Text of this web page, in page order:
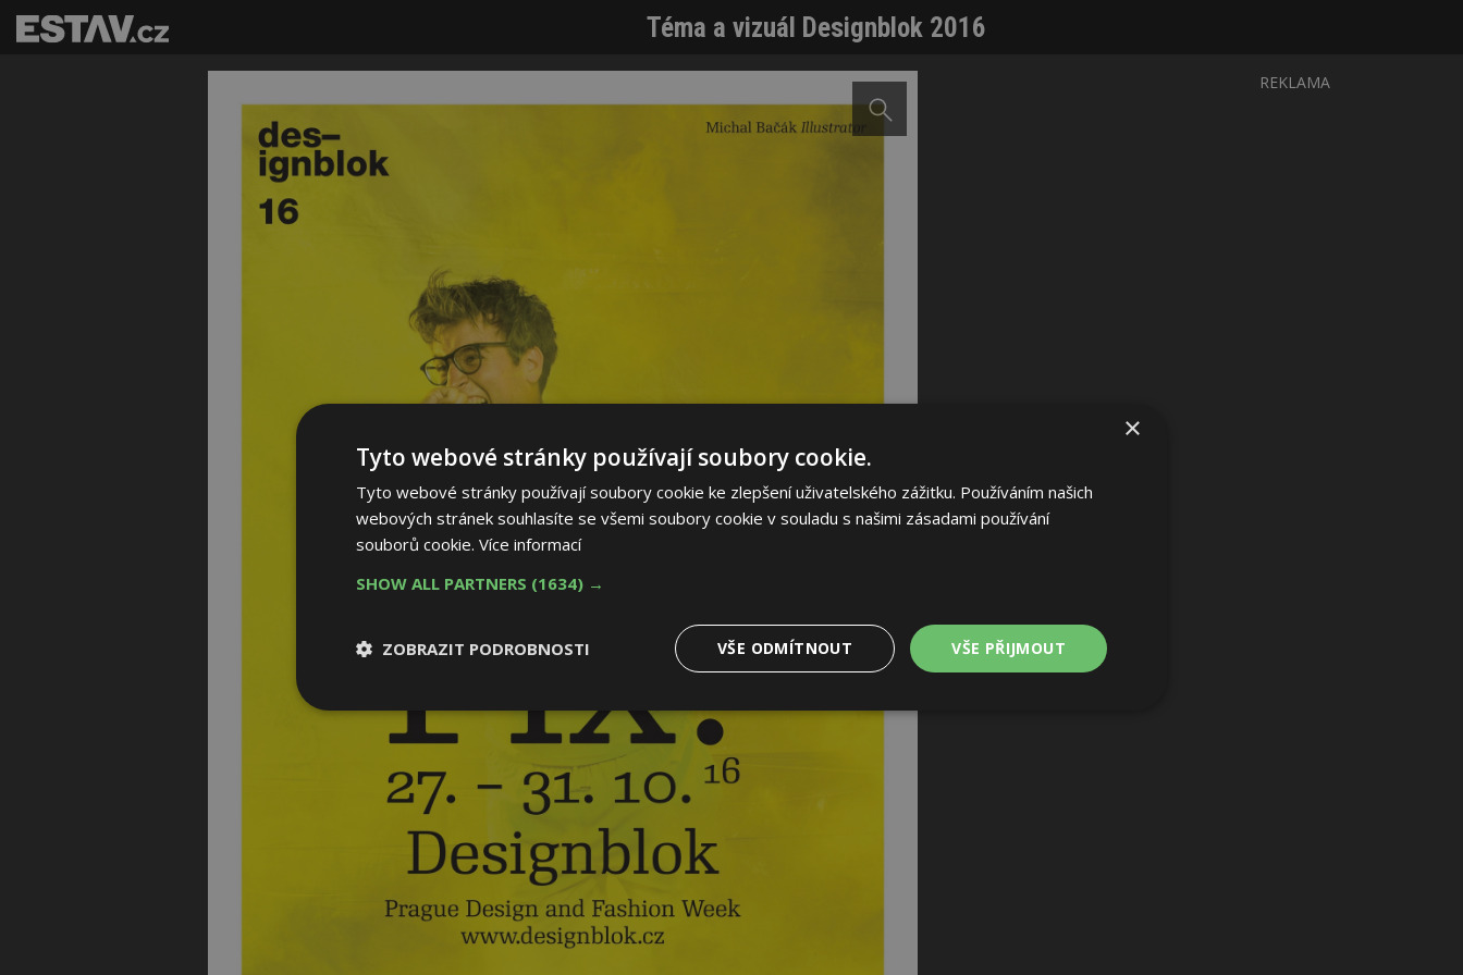
Téma a vizuál Designblok 2016
REKLAMA
×
Tyto webové stránky používají soubory cookie.
Tyto webové stránky používají soubory cookie ke zlepšení uživatelského zážitku. Používáním našich
webových stránek souhlasíte se všemi soubory cookie v souladu s našimi zásadami používání
souborů cookie. Více informací
SHOW ALL PARTNERS (1634) →
VŠE PŘIJMOUT
VŠE ODMÍTNOUT
ZOBRAZIT PODROBNOSTI
Nezbytně nutné
soubory
Výkonové
soubory
Soubory cílení Funkční soubory
Nezbytně nutné soubory
Nezbytně nutné soubory cookie umožňují základní funkce webových stránek, jako je přihlášení uživatele a správa účtu.
Webové stránky nelze bez nezbytně nutných souborů cookie správně používat.